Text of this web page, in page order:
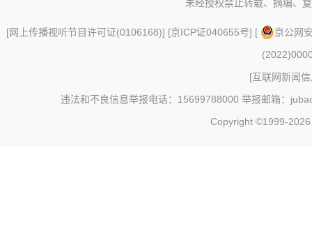
未经授权禁止转载、摘编、
[网上传播视听节目许可证(0106168)] [京ICP证040655号] [
京公网
[互联网新闻
违法和不良信息举报电话：15699788000 举报邮箱：
Copyright ©1999-